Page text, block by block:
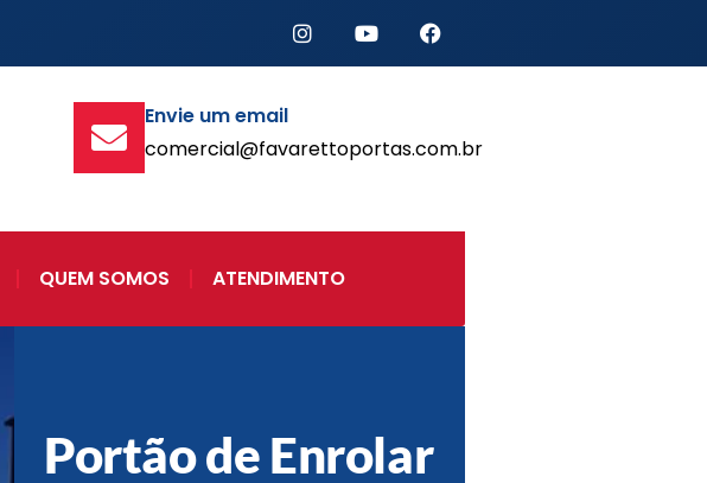
Envie um email
comercial@favarettoportas.com.br
QUEM SOMOS ATENDIMENTO
Portão de Enrolar